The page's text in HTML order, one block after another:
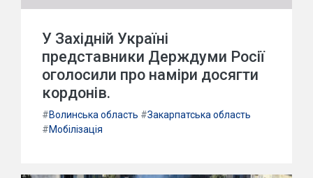
У Західній Україні
представники Держдуми Росії
оголосили про наміри досягти
кордонів.
#Волинська область #Закарпатська область
#Мобілізація